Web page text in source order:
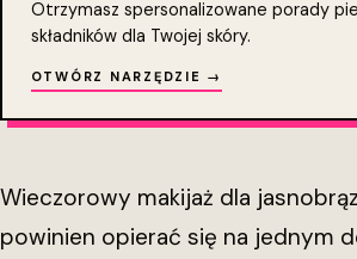
Otrzymasz spersonalizowane porady
składników dla Twojej skóry.
OTWÓRZ NARZĘDZIE →
Wieczorowy makijaż dla
powinien opierać się na jednym